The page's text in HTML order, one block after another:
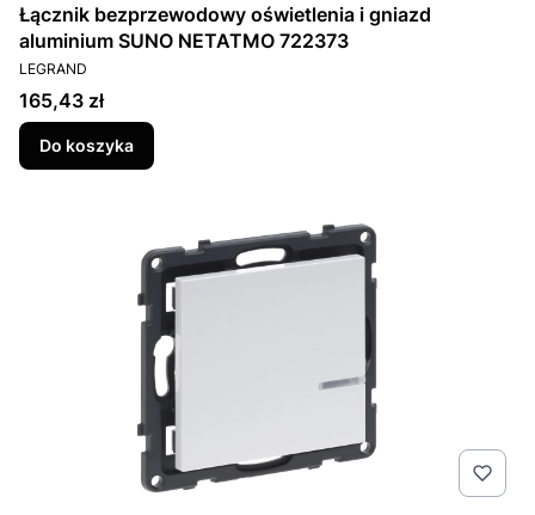
Łącznik bezprzewodowy oświetlenia i gniazd
aluminium SUNO NETATMO 722373
PRODUCENT
LEGRAND
Cena
165,43 zł
Do koszyka